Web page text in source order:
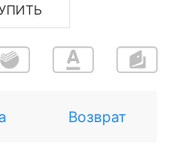
Возврат